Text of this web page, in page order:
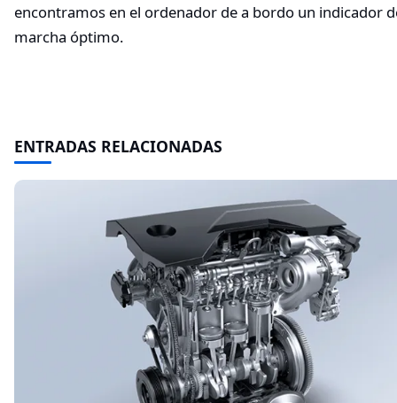
encontramos en el ordenador de a bordo un indicador
marcha óptimo.
ENTRADAS RELACIONADAS